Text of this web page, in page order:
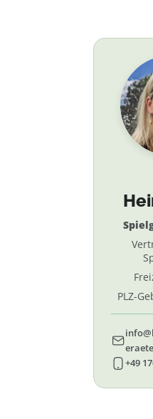
PLZ-
+49